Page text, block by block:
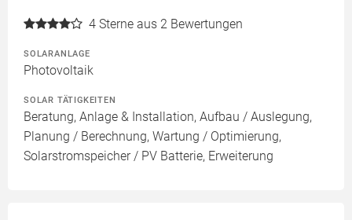
4 Sterne aus 2 Bewertungen
SOLARANLAGE
Photovoltaik
SOLAR TÄTIGKEITEN
Beratung, Anlage & Installation, Aufbau / Auslegung,
Planung / Berechnung, Wartung / Optimierung,
Solarstromspeicher / PV Batterie, Erweiterung